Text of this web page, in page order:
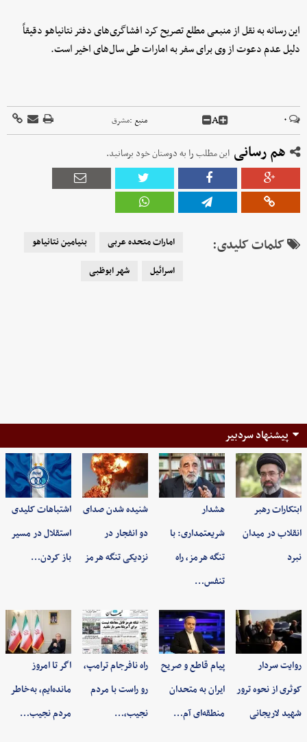
این رسانه به نقل از منبعی مطلع تصریح کرد افشاگری‌های دفتر نتانیاهو دقیقاً
دلیل عدم دعوت از وی برای سفر به امارات طی سال‌های اخیر است.
۰ A منبع :مشرق
هم رسانی این مطلب را به دوستان خود برسانید.
کلمات کلیدی: امارات متحده عربی
بنیامین نتانیاهو
اسرائیل
شهر ابوظبی
پیشنهاد سردبیر
ابتکارات رهبر
انقلاب در میدان
نبرد
هشدار
شریعتمداری: با
تنگه هرمز، راه
تنفس…
شنیده شدن صدای
دو انفجار در
نزدیکی تنگه هرمز
اشتباهات کلیدی
استقلال در مسیر
باز کردن…
روایت سردار
کوثری از نحوه ترور
شهید لاریجانی
پیام قاطع و صریح
ایران به متحدان
منطقه‌ای آم…
راه نافرجام ترامپ،
رو راست با مردم
نجیب،…
اگر تا امروز
مانده‌ایم، به‌خاطر
مردم نجیب…